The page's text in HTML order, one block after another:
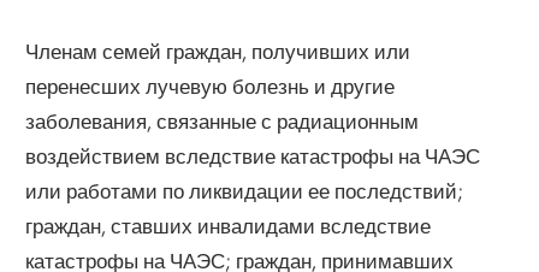
Членам семей граждан, получивших или
перенесших лучевую болезнь и другие
заболевания, связанные с радиационным
воздействием вследствие катастрофы на ЧАЭС
или работами по ликвидации ее последствий;
граждан, ставших инвалидами вследствие
катастрофы на ЧАЭС; граждан, принимавших